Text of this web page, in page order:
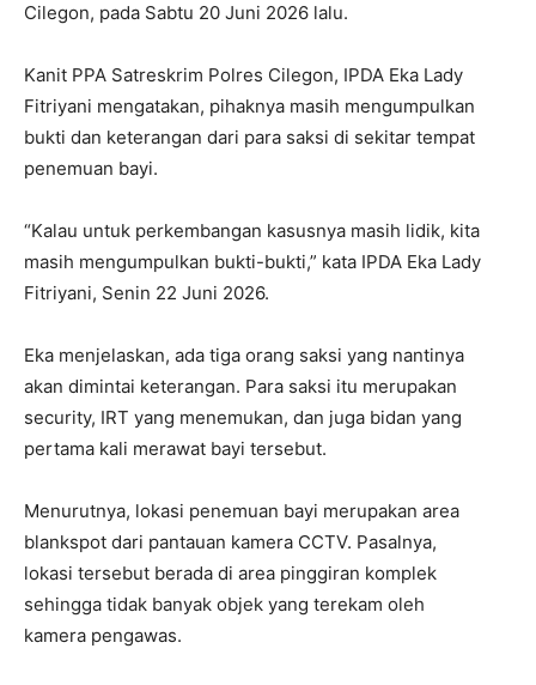
Cilegon, pada Sabtu 20 Juni 2026 lalu.
Kanit PPA Satreskrim Polres Cilegon, IPDA Eka Lady
Fitriyani mengatakan, pihaknya masih mengumpulkan
bukti dan keterangan dari para saksi di sekitar tempat
penemuan bayi.
“Kalau untuk perkembangan kasusnya masih lidik, kita
masih mengumpulkan bukti-bukti,” kata IPDA Eka Lady
Fitriyani, Senin 22 Juni 2026.
Eka menjelaskan, ada tiga orang saksi yang nantinya
akan dimintai keterangan. Para saksi itu merupakan
security, IRT yang menemukan, dan juga bidan yang
pertama kali merawat bayi tersebut.
Menurutnya, lokasi penemuan bayi merupakan area
blankspot dari pantauan kamera CCTV. Pasalnya,
lokasi tersebut berada di area pinggiran komplek
sehingga tidak banyak objek yang terekam oleh
kamera pengawas.